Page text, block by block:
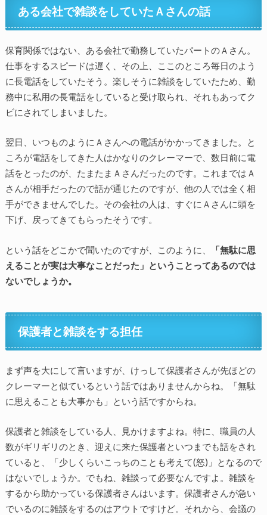
ある会社で雑談をしていたＡさんの話
保育関係ではない、ある会社で勤務していたパートのＡさん。
仕事をするスピードは遅く、その上、ここのところ毎日のよう
に長電話をしていたそう。楽しそうに雑談をしていたため、勤
務中に私用の長電話をしていると受け取られ、それもあってク
ビにされてしまいました。
翌日、いつものようにＡさんへの電話がかかってきました。と
ころが電話をしてきた人はかなりのクレーマーで、数日前に電
話をとったのが、たまたまＡさんだったのです。これまではＡ
さんが相手だったので話が通じたのですが、他の人では全く相
手ができませんでした。その会社の人は、すぐにＡさんに頭を
下げ、戻ってきてもらったそうです。
という話をどこかで聞いたのですが、このように、
「無駄に思
えることが実は大事なことだった」ということってあるのでは
ないでしょうか。
保護者と雑談をする担任
まず声を大にして言いますが、けっして保護者さんが先ほどの
クレーマーと似ているという話ではありませんからね。「無駄
に思えることも大事かも」という話ですからね。
保護者と雑談をしている人、見かけますよね。特に、職員の人
数がギリギリのとき、迎えに来た保護者といつまでも話をされ
ていると、「少しくらいこっちのことも考えて(怒)」となるので
はないでしょうか。でもね、雑談って必要なんですよ。雑談を
するから助かっている保護者さんはいます。保護者さんが急い
でいるのに雑談をするのはアウトですけど。それから、会議の